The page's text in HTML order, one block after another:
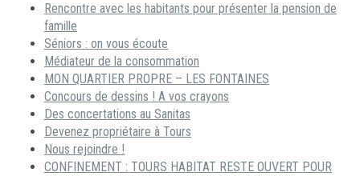
Rencontre avec les habitants pour présenter la pension de
famille
Séniors : on vous écoute
Médiateur de la consommation
MON QUARTIER PROPRE – LES FONTAINES
Concours de dessins ! A vos crayons
Des concertations au Sanitas
Devenez propriétaire à Tours
Nous rejoindre !
CONFINEMENT : TOURS HABITAT RESTE OUVERT POUR